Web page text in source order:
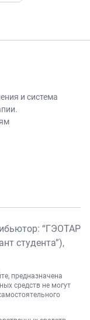
и система
“ГЭОТАР
студента”),
предназначена
средств не могут